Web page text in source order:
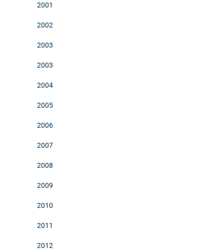
2001
2002
2003
2003
2004
2005
2006
2007
2008
2009
2010
2011
2012